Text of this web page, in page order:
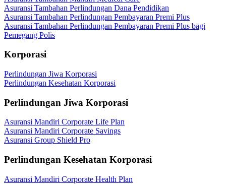
Asuransi Tambahan Perlindungan Dana Pendidikan
Asuransi Tambahan Perlindungan Pembayaran Premi Plus
Asuransi Tambahan Perlindungan Pembayaran Premi Plus bagi
Pemegang Polis
Korporasi
Perlindungan Jiwa Korporasi
Perlindungan Kesehatan Korporasi
Perlindungan Jiwa Korporasi
Asuransi Mandiri Corporate Life Plan
Asuransi Mandiri Corporate Savings
Asuransi Group Shield Pro
Perlindungan Kesehatan Korporasi
Asuransi Mandiri Corporate Health Plan